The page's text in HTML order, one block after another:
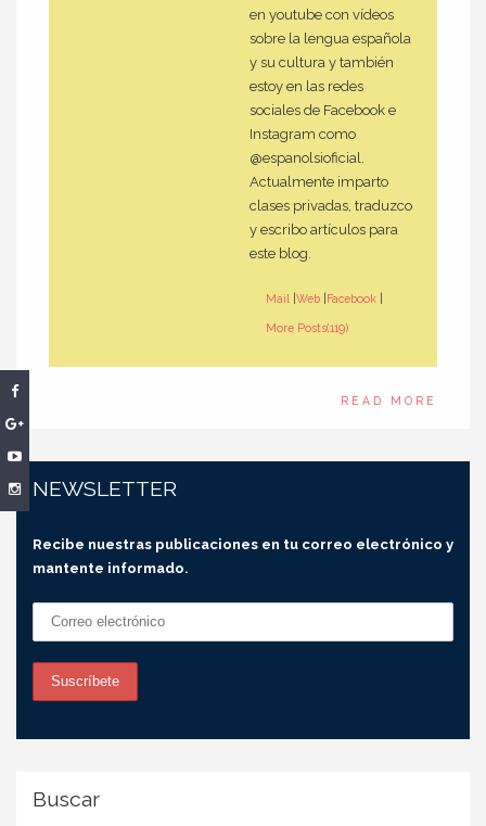
en youtube con vídeos
sobre la lengua española
y su cultura y también
estoy en las redes
sociales de Facebook e
Instagram como
@espanolsioficial.
Actualmente imparto
clases privadas, traduzco
y escribo artículos para
este blog.
Mail Web Facebook
More Posts(119)
READ MORE
NEWSLETTER
Recibe nuestras publicaciones en tu correo electrónico y
mantente informado.
Buscar